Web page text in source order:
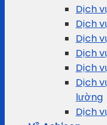
Dịch
Dịch
Dịch
Dịch
Dịch
Dịch
lường
Dịch